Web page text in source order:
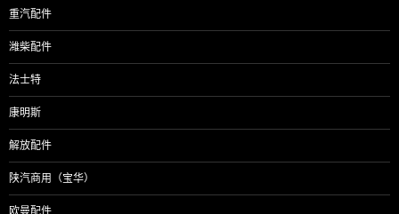
重汽配件
潍柴配件
法士特
康明斯
解放配件
陕汽商用（宝华）
欧曼配件